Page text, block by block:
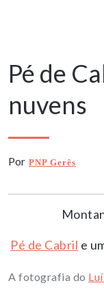
Pé de
nuvens
Por PNP Gerês
Pé de Cabril e
A fotografia do